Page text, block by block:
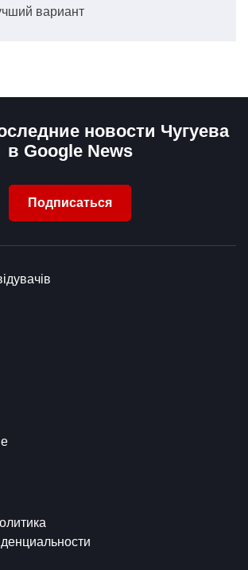
вариант
новости Чугуева
в Google News
Подписаться